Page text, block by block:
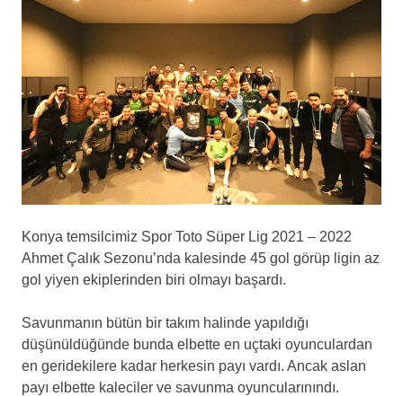
Konya temsilcimiz Spor Toto Süper Lig 2021 – 2022
Ahmet Çalık Sezonu’nda kalesinde 45 gol görüp ligin az
gol yiyen ekiplerinden biri olmayı başardı.
Savunmanın bütün bir takım halinde yapıldığı
düşünüldüğünde bunda elbette en uçtaki oyunculardan
en geridekilere kadar herkesin payı vardı. Ancak aslan
payı elbette kaleciler ve savunma oyuncularınındı.